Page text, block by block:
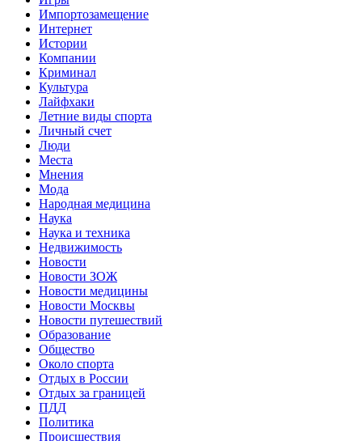
Импортозамещение
Интернет
Истории
Компании
Криминал
Культура
Лайфхаки
Летние виды спорта
Личный счет
Люди
Места
Мнения
Мода
Народная медицина
Наука
Наука и техника
Недвижимость
Новости
Новости ЗОЖ
Новости медицины
Новости Москвы
Новости путешествий
Образование
Общество
Около спорта
Отдых в России
Отдых за границей
ПДД
Политика
Происшествия